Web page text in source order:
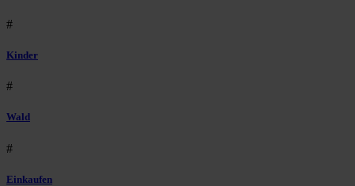
#
Kinder
#
Wald
#
Einkaufen